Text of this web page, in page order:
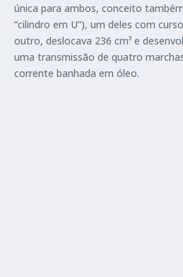
única para ambos, conceito
“cilindro em U”), um deles com
outro, deslocava 236 cm³ e
uma transmissão de quatro
corrente banhada em óleo.